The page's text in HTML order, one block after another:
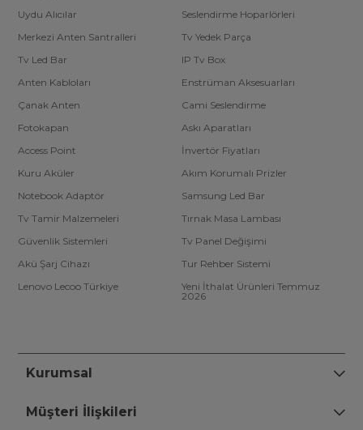
Uydu Alıcılar
Seslendirme Hoparlörleri
Merkezi Anten Santralleri
Tv Yedek Parça
Tv Led Bar
IP Tv Box
Anten Kabloları
Enstrüman Aksesuarları
Çanak Anten
Cami Seslendirme
Fotokapan
Askı Aparatları
Access Point
İnvertör Fiyatları
Kuru Aküler
Akım Korumalı Prizler
Notebook Adaptör
Samsung Led Bar
Tv Tamir Malzemeleri
Tırnak Masa Lambası
Güvenlik Sistemleri
Tv Panel Değişimi
Akü Şarj Cihazı
Tur Rehber Sistemi
Lenovo Lecoo Türkiye
Yeni İthalat Ürünleri Temmuz
2026
Kurumsal
Müşteri İlişkileri